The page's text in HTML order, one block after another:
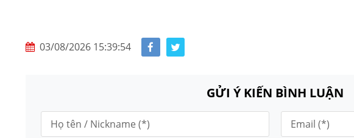
03/08/2026 15:39:54
GỬI Ý KIẾN BÌNH LUẬN